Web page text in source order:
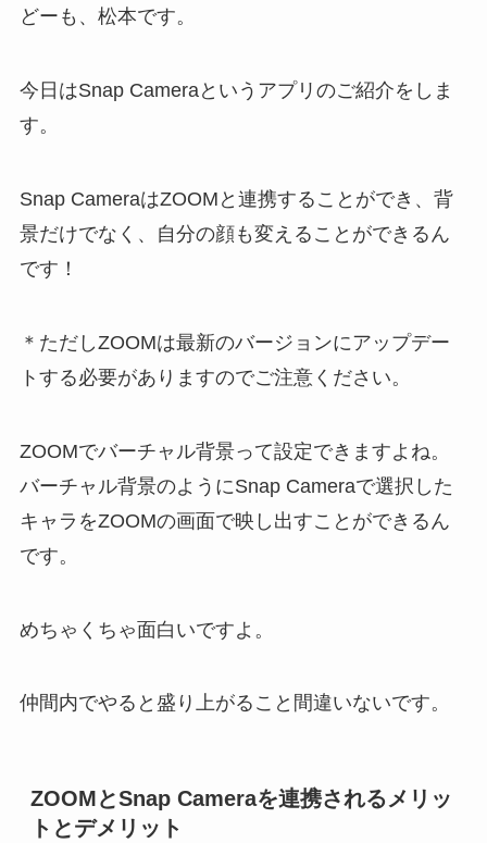
どーも、松本です。
今日はSnap Cameraというアプリのご紹介をしま
す。
Snap CameraはZOOMと連携することができ、背
景だけでなく、自分の顔も変えることができるん
です！
＊ただしZOOMは最新のバージョンにアップデー
トする必要がありますのでご注意ください。
ZOOMでバーチャル背景って設定できますよね。
バーチャル背景のようにSnap Cameraで選択した
キャラをZOOMの画面で映し出すことができるん
です。
めちゃくちゃ面白いですよ。
仲間内でやると盛り上がること間違いないです。
ZOOMとSnap Cameraを連携されるメリッ
トとデメリット